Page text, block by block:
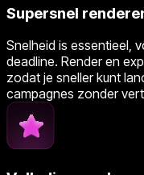
Supersnel
Snelheid is essentieel,
deadline. Render en
zodat je sneller kunt
campagnes zonder